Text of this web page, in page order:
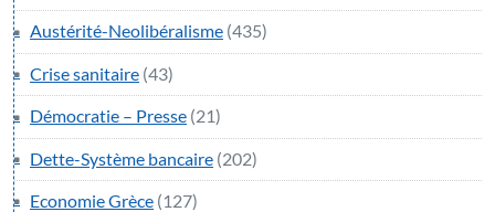
Austérité-Neolibéralisme (435)
Crise sanitaire (43)
Démocratie – Presse (21)
Dette-Système bancaire (202)
Economie Grèce (127)